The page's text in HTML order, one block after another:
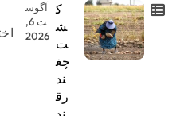
ک
ش
ت
چغ
ند
رق
آگوس
ت 6,
2026